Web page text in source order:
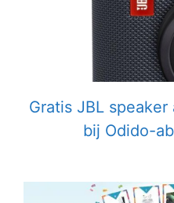
Gratis JBL
bij Odido-